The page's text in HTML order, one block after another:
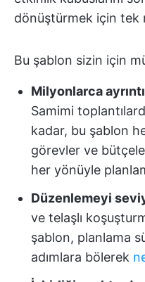
dönüştürmek için tek
Bu şablon sizin için
Milyonlarca
Samimi
kadar, bu şablon
görevler ve
her yönüyle
Düzenlemeyi
ve telaşlı
şablon, planlama
adımlara bölerek